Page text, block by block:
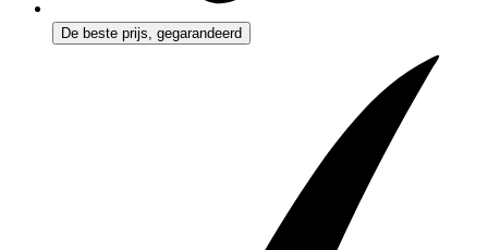
De beste prijs, gegarandeerd